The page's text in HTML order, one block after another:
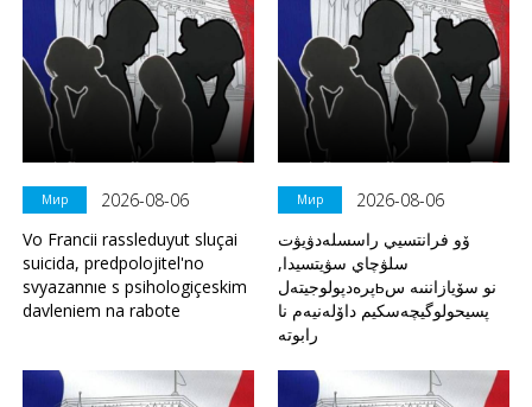
Мир
2026-08-06
Vo Francii rassleduyut sluçai
suicida, predpolojitel'no
svyazannıe s psihologiçeskim
davleniem na rabote
Мир
2026-08-06
ۆو فرانتسيي راسسلەدۋيۋت
سلۋچاي سۋيتسيدا,
پرەدپولوجيتەلьنو سۆيازاننىە س
پسيحولوگيچەسكيم داۆلەنيەم نا
رابوتە